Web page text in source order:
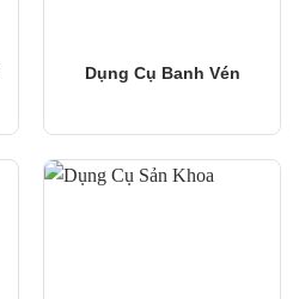
Dụng Cụ Banh Vén